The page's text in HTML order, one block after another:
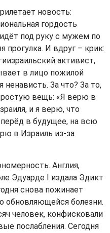
i
d
e
o
новость:
гордость
под руку с мужем по
прогулка. И вдруг – крик:
активист,
в лицо пожилой
За что? За то,
вещь: «Я верю в
и я верю, что
в будущее, на всю
в Израиль из-за
Англия,
Эдуарде
издала Эдикт
снова пожинает
обновляющейся болезни.
человек, конфисковали
послабления. Сегодня